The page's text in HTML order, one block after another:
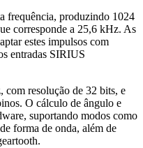
frequência, produzindo 1024
corresponde a 25,6 kHz. As
estes impulsos com
entradas SIRIUS
com resolução de 32 bits, e
O cálculo de ângulo e
suportando modos como
forma de onda, além de